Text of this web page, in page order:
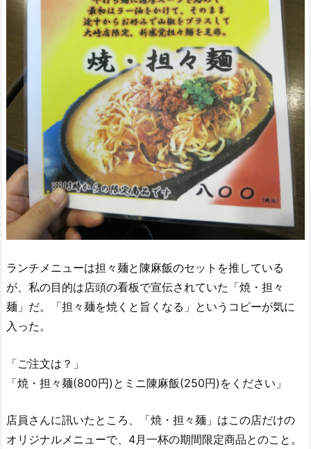
ランチメニューは担々麺と陳麻飯のセットを推している
が、私の目的は店頭の看板で宣伝されていた「焼・担々
麺」だ。「担々麺を焼くと旨くなる」というコピーが気に
入った。
「ご注文は？」
「焼・担々麺(800円)とミニ陳麻飯(250円)をください」
店員さんに訊いたところ、「焼・担々麺」はこの店だけの
オリジナルメニューで、4月一杯の期間限定商品とのこと。